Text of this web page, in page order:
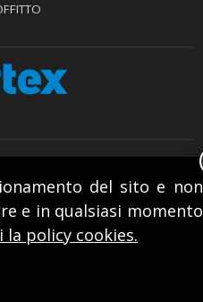
del sito e non
e in qualsiasi momento
la policy cookies.